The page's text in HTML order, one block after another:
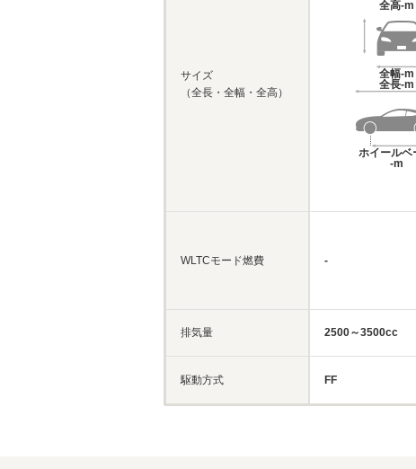
サイズ
（全長・全幅・全高）
WLTCモード燃費
排気量
駆動方式
全高-m
全幅-m
全長-m
ホイールベ
-m
-
2500～3500cc
FF